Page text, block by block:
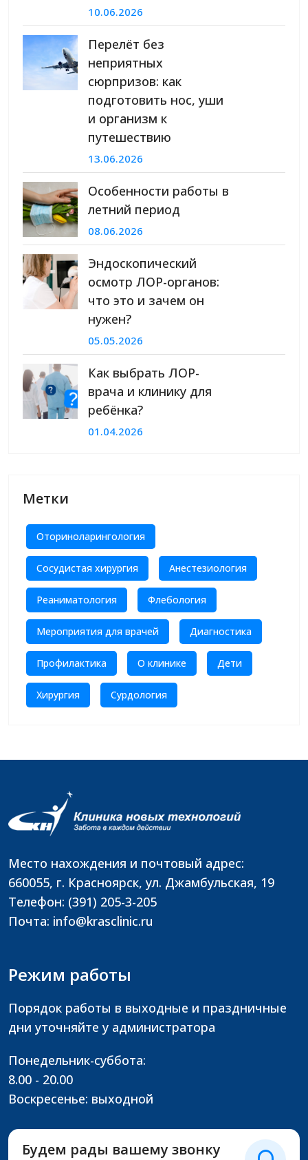
10.06.2026
Перелёт без
неприятных
сюрпризов: как
подготовить нос, уши
и организм к
путешествию
13.06.2026
Особенности работы в
летний период
08.06.2026
Эндоскопический
осмотр ЛОР-органов:
что это и зачем он
нужен?
05.05.2026
Как выбрать ЛОР-
врача и клинику для
ребёнка?
01.04.2026
Метки
Оториноларингология
Сосудистая хирургия Анестезиология
Реаниматология Флебология
Мероприятия для врачей Диагностика
Профилактика О клинике Дети
Хирургия Сурдология
Место нахождения и почтовый адрес:
660055, г. Красноярск, ул. Джамбульская, 19
Телефон: (391) 205-3-205
Почта: info@krasclinic.ru
Режим работы
Порядок работы в выходные и праздничные
дни уточняйте у администратора
Понедельник-суббота:
8.00 - 20.00
Воскресенье: выходной
Будем рады вашему звонку